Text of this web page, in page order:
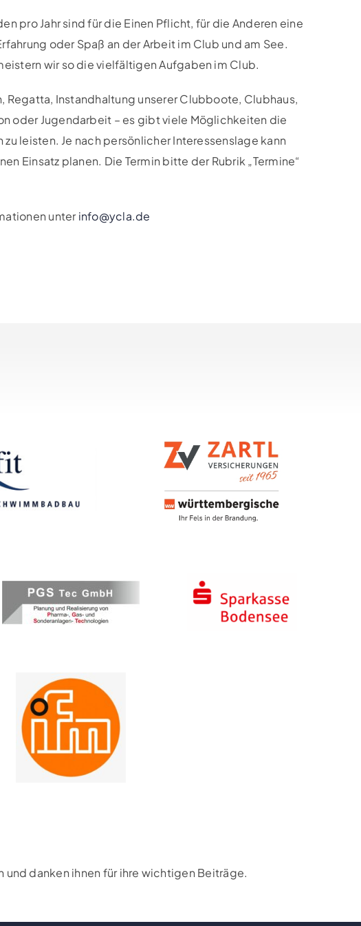
pro Jahr sind für die Einen Pflicht, für die Anderen eine
oder Spaß an der Arbeit im Club und am See.
wir so die vielfältigen Aufgaben im Club.
Regatta, Instandhaltung unserer Clubboote, Clubhaus,
oder Jugendarbeit – es gibt viele Möglichkeiten die
leisten. Je nach persönlicher Interessenslage kann
Einsatz planen. Die Termin bitte der Rubrik „Termine“
unterinfo@ycla.de
danken ihnen für ihre wichtigen Beiträge.